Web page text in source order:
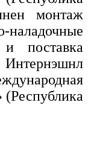
монтаж
наладочные
поставка
Интернэшнл
(Республика